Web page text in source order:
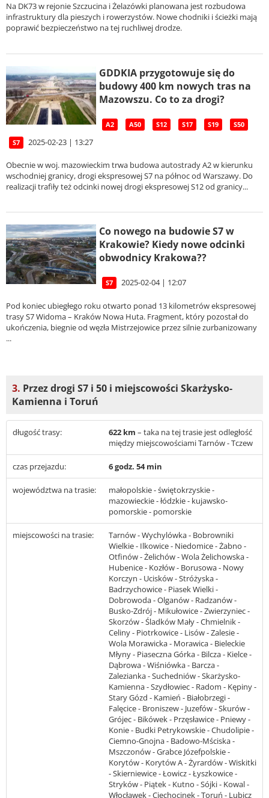
Na DK73 w rejonie Szczucina i Żelazówki planowana jest rozbudowa
infrastruktury dla pieszych i rowerzystów. Nowe chodniki i ścieżki mają
poprawić bezpieczeństwo na tej ruchliwej drodze.
GDDKIA przygotowuje się do
budowy 400 km nowych tras na
Mazowszu. Co to za drogi?
A2 A50 S12 S17 S19 S50
S7 2025-02-23 | 13:27
Obecnie w woj. mazowieckim trwa budowa autostrady A2 w kierunku
wschodniej granicy, drogi ekspresowej S7 na północ od Warszawy. Do
realizacji trafiły też odcinki nowej drogi ekspresowej S12 od granicy...
Co nowego na budowie S7 w
Krakowie? Kiedy nowe odcinki
obwodnicy Krakowa??
S7 2025-02-04 | 12:07
Pod koniec ubiegłego roku otwarto ponad 13 kilometrów ekspresowej
trasy S7 Widoma – Kraków Nowa Huta. Fragment, który pozostał do
ukończenia, biegnie od węzła Mistrzejowice przez silnie zurbanizowany
...
3. Przez drogi S7 i 50 i miejscowości Skarżysko-
Kamienna i Toruń
długość trasy: 622 km – taka na tej trasie jest odległość
między miejscowościami Tarnów - Tczew
czas przejazdu: 6 godz. 54 min
województwa na trasie:
małopolskie - świętokrzyskie -
mazowieckie - łódzkie - kujawsko-
pomorskie - pomorskie
miejscowości na trasie:
Tarnów - Wychylówka - Bobrowniki
Wielkie - Ilkowice - Niedomice - Żabno -
Otfinów - Żelichów - Wola Żelichowska -
Hubenice - Kozłów - Borusowa - Nowy
Korczyn - Ucisków - Stróżyska -
Badrzychowice - Piasek Wielki -
Dobrowoda - Olganów - Radzanów -
Busko-Zdrój - Mikułowice - Zwierzyniec -
Skorzów - Śladków Mały - Chmielnik -
Celiny - Piotrkowice - Lisów - Zalesie -
Wola Morawicka - Morawica - Bieleckie
Młyny - Piaseczna Górka - Bilcza - Kielce -
Dąbrowa - Wiśniówka - Barcza -
Zalezianka - Suchedniów - Skarżysko-
Kamienna - Szydłowiec - Radom - Kępiny -
Stary Gózd - Kamień - Białobrzegi -
Falęcice - Broniszew - Juzefów - Skurów -
Grójec - Bikówek - Przęsławice - Pniewy -
Konie - Budki Petrykowskie - Chudolipie -
Ciemno-Gnojna - Badowo-Mściska -
Mszczonów - Grabce Józefpolskie -
Korytów - Korytów A - Żyrardów - Wiskitki
- Skierniewice - Łowicz - Łyszkowice -
Stryków - Piątek - Kutno - Sójki - Kowal -
Włocławek - Ciechocinek - Toruń - Lubicz